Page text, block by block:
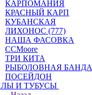
КАРПОМАНИЯ
КРАСНЫЙ КАРП
КУБАНСКАЯ
ЛИХОНОС (777)
НАША ФАСОВКА
СCMoore
ТРИ КИТА
РЫБОЛОВНАЯ БАНДА
ПОСЕЙДОН
И ТУБУСЫ